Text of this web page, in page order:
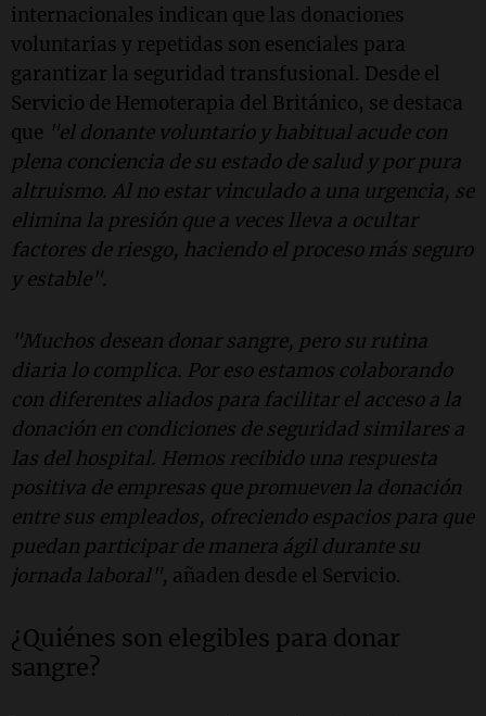
internacionales indican que las donaciones
voluntarias y repetidas son esenciales para
garantizar la seguridad transfusional. Desde el
Servicio de Hemoterapia del Británico, se destaca
que "el donante voluntario y habitual acude con
plena conciencia de su estado de salud y por pura
altruismo. Al no estar vinculado a una urgencia, se
elimina la presión que a veces lleva a ocultar
factores de riesgo, haciendo el proceso más seguro
y estable".
"Muchos desean donar sangre, pero su rutina
diaria lo complica. Por eso estamos colaborando
con diferentes aliados para facilitar el acceso a la
donación en condiciones de seguridad similares a
las del hospital. Hemos recibido una respuesta
positiva de empresas que promueven la donación
entre sus empleados, ofreciendo espacios para que
puedan participar de manera ágil durante su
jornada laboral", añaden desde el Servicio.
¿Quiénes son elegibles para donar
sangre?